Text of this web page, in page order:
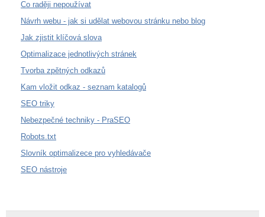
Co raději nepoužívat
Návrh webu - jak si udělat webovou stránku nebo blog
Jak zjistit klíčová slova
Optimalizace jednotlivých stránek
Tvorba zpětných odkazů
Kam vložit odkaz - seznam katalogů
SEO triky
Nebezpečné techniky - PraSEO
Robots.txt
Slovník optimalizece pro vyhledávače
SEO nástroje